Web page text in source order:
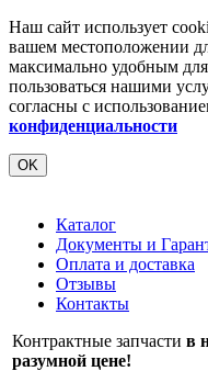
Наш сайт использует
вашем местоположении
максимально удобным
пользоваться нашими
согласны с
конфиденциальности
OK
Каталог
Документы и
Оплата и доставка
Отзывы
Контакты
Контрактные запчасти в
разумной цене!